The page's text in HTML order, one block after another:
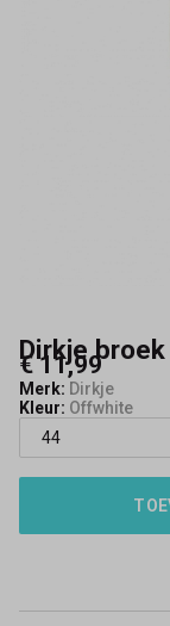
Dirkje broek
€ 11,99
Merk: Dirkje
Kleur: Offwhite